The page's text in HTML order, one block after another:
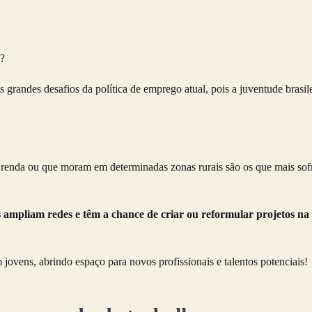
desafios da política de emprego atual, pois a juventude
ou que moram em determinadas zonas rurais são os que mais
ampliam redes e têm a chance de criar ou reformular projetos
abrindo espaço para novos profissionais e talentos potenciais!